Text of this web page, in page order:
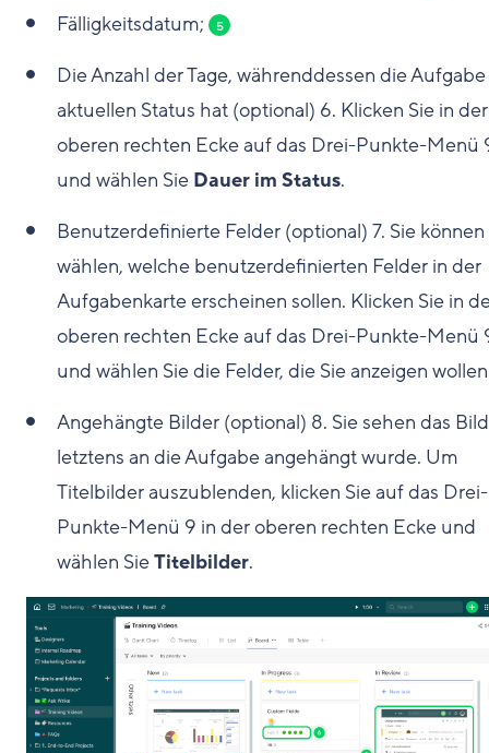
Fälligkeitsdatum; 5
Die Anzahl der Tage, währenddessen die
aktuellen Status hat (optional) 6. Klicken Sie in der
oberen rechten Ecke auf das Drei-Punkte-Menü
und wählen Sie Dauer im Status.
Benutzerdefinierte Felder (optional) 7. Sie können
wählen, welche benutzerdefinierten Felder in der
Aufgabenkarte erscheinen sollen. Klicken Sie in
oberen rechten Ecke auf das Drei-Punkte-Menü
und wählen Sie die Felder, die Sie anzeigen
Angehängte Bilder (optional) 8. Sie sehen das
letztens an die Aufgabe angehängt wurde. Um
Titelbilder auszublenden, klicken Sie auf das Drei-
Punkte-Menü 9 in der oberen rechten Ecke und
wählen SieTitelbilder.